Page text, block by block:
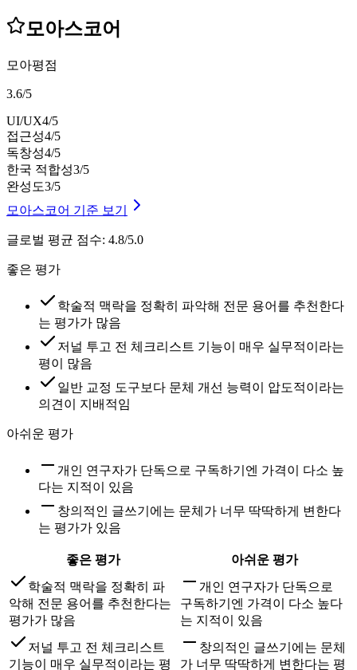
모아스코어
모아평점
3.6/5
UI/UX4/5
접근성4/5
독창성4/5
한국 적합성3/5
완성도3/5
모아스코어 기준 보기
글로벌 평균 점수: 4.8/5.0
좋은 평가
학술적 맥락을 정확히 파악해 전문 용어를 추천한다
는 평가가 많음
저널 투고 전 체크리스트 기능이 매우 실무적이라는
평이 많음
일반 교정 도구보다 문체 개선 능력이 압도적이라는
의견이 지배적임
아쉬운 평가
개인 연구자가 단독으로 구독하기엔 가격이 다소 높
다는 지적이 있음
창의적인 글쓰기에는 문체가 너무 딱딱하게 변한다
는 평가가 있음
좋은 평가
아쉬운 평가
학술적 맥락을 정확히 파
악해 전문 용어를 추천한다는
평가가 많음
개인 연구자가 단독으로
구독하기엔 가격이 다소 높다
는 지적이 있음
저널 투고 전 체크리스트
기능이 매우 실무적이라는 평
창의적인 글쓰기에는 문체
가 너무 딱딱하게 변한다는 평